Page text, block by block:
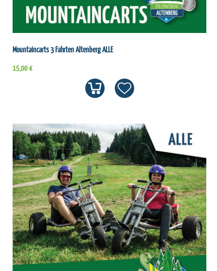
Mountaincarts 3 Fahrten Altenberg ALLE
15,00 €